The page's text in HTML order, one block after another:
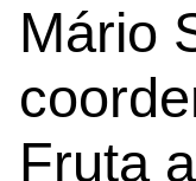
Mário
Fruta